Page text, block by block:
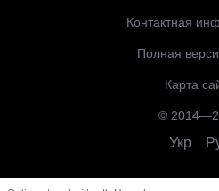
Контактная
Полная
Карта
©
Укр